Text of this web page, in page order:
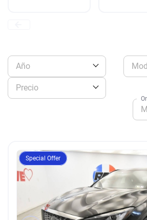
Año
Precio
Special Offer